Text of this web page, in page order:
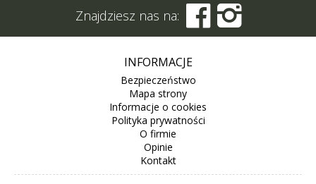
Znajdziesz nas na:  
INFORMACJE
Bezpieczeństwo
Mapa strony
Informacje o cookies
Polityka prywatności
O firmie
Opinie
Kontakt